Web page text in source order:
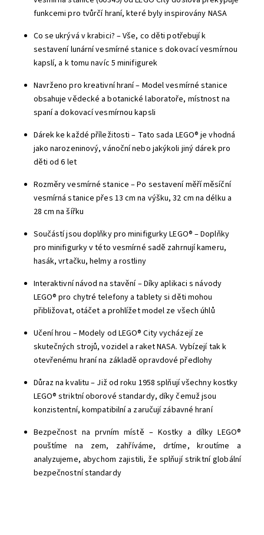
funkcemi pro tvůrčí hraní, které byly inspirovány NASA
Co se ukrývá v krabici? – Vše, co děti potřebují k
sestavení lunární vesmírné stanice s dokovací vesmírnou
kapslí, a k tomu navíc 5 minifigurek
Navrženo pro kreativní hraní – Model vesmírné stanice
obsahuje vědecké a botanické laboratoře, místnost na
spaní a dokovací vesmírnou kapsli
Dárek ke každé příležitosti – Tato sada LEGO® je vhodná
jako narozeninový, vánoční nebo jakýkoli jiný dárek pro
děti od 6 let
Rozměry vesmírné stanice – Po sestavení měří měsíční
vesmírná stanice přes 13 cm na výšku, 32 cm na délku a
28 cm na šířku
Součástí jsou doplňky pro minifigurky LEGO® – Doplňky
pro minifigurky v této vesmírné sadě zahrnují kameru,
hasák, vrtačku, helmy a rostliny
Interaktivní návod na stavění – Díky aplikaci s návody
LEGO® pro chytré telefony a tablety si děti mohou
přibližovat, otáčet a prohlížet model ze všech úhlů
Učení hrou – Modely od LEGO® City vycházejí ze
skutečných strojů, vozidel a raket NASA. Vybízejí tak k
otevřenému hraní na základě opravdové předlohy
Důraz na kvalitu – Již od roku 1958 splňují všechny kostky
LEGO® striktní oborové standardy, díky čemuž jsou
konzistentní, kompatibilní a zaručují zábavné hraní
Bezpečnost na prvním místě – Kostky a dílky LEGO®
pouštíme na zem, zahříváme, drtíme, kroutíme a
analyzujeme, abychom zajistili, že splňují striktní globální
bezpečnostní standardy